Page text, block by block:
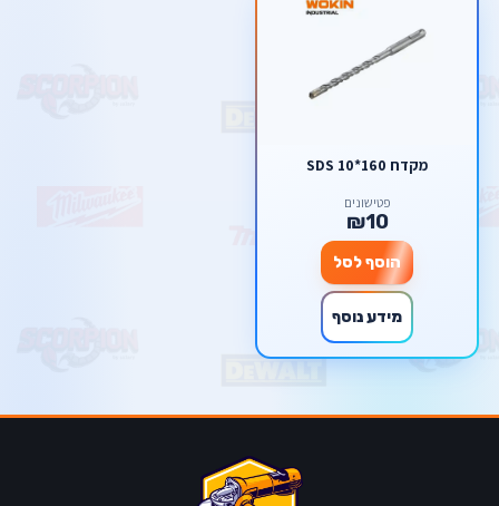
מקדח SDS 10*160
פטישונים
₪10
הוסף לסל
מידע נוסף